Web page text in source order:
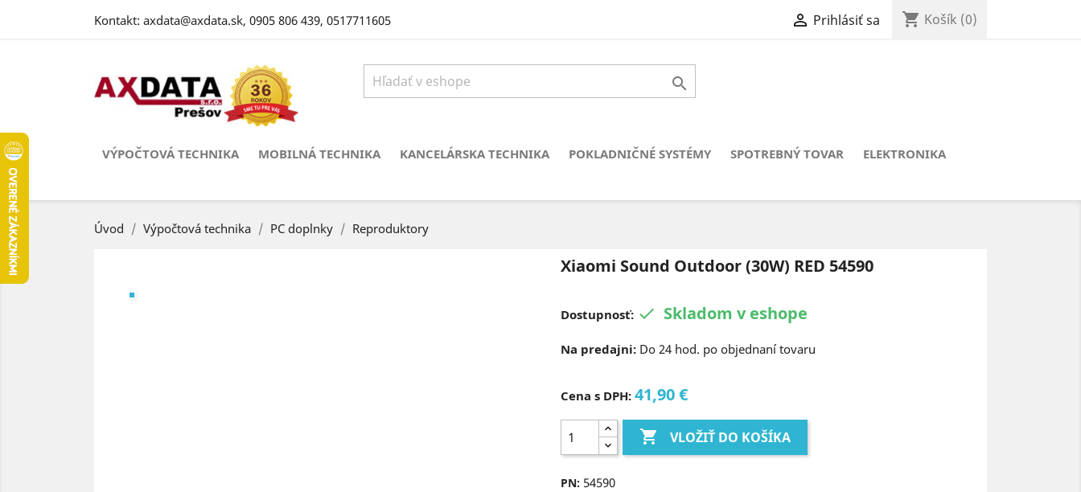
Kontakt: axdata@axdata.sk, 0905 806 439, 0517711605  Prihlásiť sa shopping_cart Košík (0)

VÝPOČTOVÁ TECHNIKA MOBILNÁ TECHNIKA KANCELÁRSKA TECHNIKA POKLADNIČNÉ SYSTÉMY SPOTREBNÝ TOVAR ELEKTRONIKA
Úvod Výpočtová technika PC doplnky Reproduktory
Xiaomi Sound Outdoor (30W) RED 54590
Dostupnosť:  Skladom v eshope
Na predajni: Do 24 hod. po objednaní tovaru
Cena s DPH: 41,90 €
 VLOŽIŤ DO KOŠÍKA
PN: 54590